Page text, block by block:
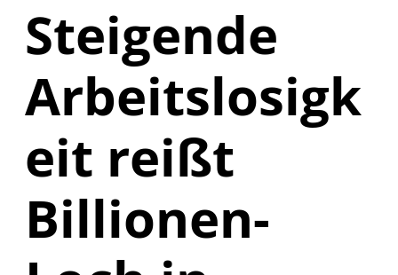
Steigende
Arbeitslosigk
eit reißt
Billionen-